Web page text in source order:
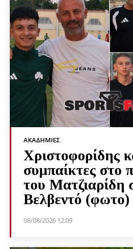
ΑΚΑΔΗΜΊΕΣ
Χριστοφορίδης
συμπαίκτες στο
του Ματζιαρίδη
Βελβεντό (φωτο)
08/08/2026 12:09